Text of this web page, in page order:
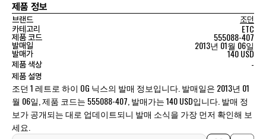
제품 정보
브랜드
조던
카테고리
ETC
제품 코드 555088-407
발매일 2013년 01월 06일
발매가 140 USD
제품 색상 -
제품 설명
조던 1 레트로 하이 OG 닉스의 발매 정보입니다. 발매일은 2013년 01
월 06일, 제품 코드는 555088-407, 발매가는 140 USD입니다. 발매 정
보가 공개되는 대로 업데이트되니 발매 소식을 가장 먼저 확인해 보
세요.